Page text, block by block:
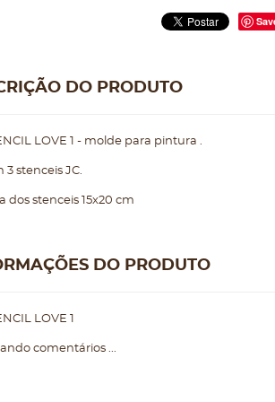
DO PRODUTO
LOVE 1 - molde para pintura .
3 stenceis JC.
dos stenceis 15x20 cm
DO PRODUTO
LOVE 1
comentários ...